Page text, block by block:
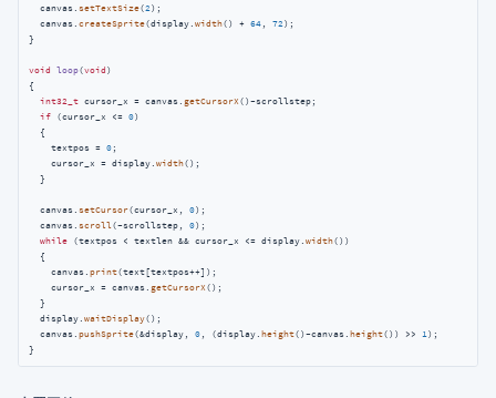
  canvas.
setTextSize(2 );
  canvas.
createSprite(display.width() + 64 , 72 );
}
void loop(void )
{
int32_t cursor_x = canvas.getCursorX ()-scrollstep;
if (cursor_x <= 0)
  {
    textpos =
0;
    cursor_x = display.
width();
  }
  canvas.
setCursor(cursor_x, 0);
  canvas.
scroll (-scrollstep, 0);
while (textpos < textlen && cursor_x <= display.width())
  {
    canvas.
print(text[textpos++]);
    cursor_x = canvas.
getCursorX ();
  }
  display.
waitDisplay();
  canvas.
pushSprite(&display, 0 , (display.height()-canvas.height()) >> 1 );